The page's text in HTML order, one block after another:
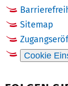
Sitemap
Cookie